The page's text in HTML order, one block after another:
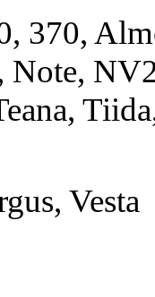
370,
Vesta